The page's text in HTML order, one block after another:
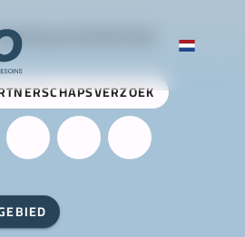
ontwikkeld door